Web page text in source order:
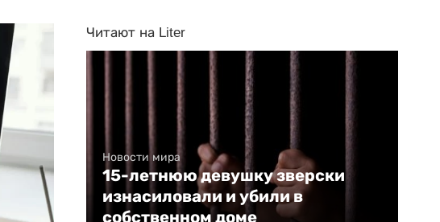
Читают на Liter
Новости мира
15-летнюю девушку зверски
изнасиловали и убили в
собственном доме